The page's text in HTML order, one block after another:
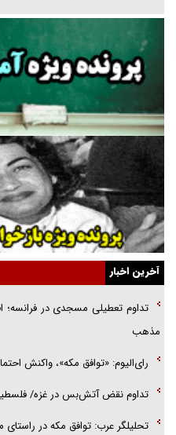
دنده دولت به واگذاری مسئله‌دار
غریزه‌ی بقا و آقای باقی و رفقا
جراحی‌های زیبایی با مدرک فوق‌دیپلم! +
گفت‌وگو با همسر یکی از شهدای جنگ
انگشت‌های پا شناسایی کردیم
نسلی که آنلاین الگو می‌گیرد
گفت‌وگو با آیت‌الله جاودان/ جفای
ارتقا می‌داد
راننده مست به قانون می‌خندد
همه آقای دوربینی شده‌ایم!
آخرین اخبار
تداوم تعطیلی مسجدی در فرانسه؛
مذهب
رای‌الیوم: «توافق مکه»، واکنش
تداوم نقض آتش‌بس در غزه/
تحلیلگر عرب: توافق مکه در راستای